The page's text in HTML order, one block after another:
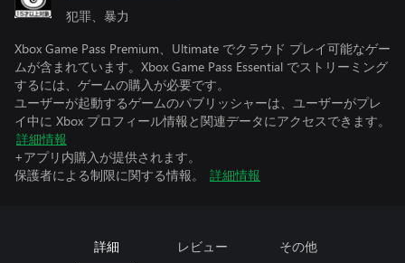
犯罪、暴力
Xbox Game Pass Premium、Ultimate でクラウド プレイ可能なゲー
ムが含まれています。Xbox Game Pass Essential でストリーミング
するには、ゲームの購入が必要です。
ユーザーが起動するゲームのパブリッシャーは、ユーザーがプレ
イ中に Xbox プロフィール情報と関連データにアクセスできます。
詳細情報
+アプリ内購入が提供されます。
保護者による制限に関する情報。
詳細情報
詳細 レビュー その他